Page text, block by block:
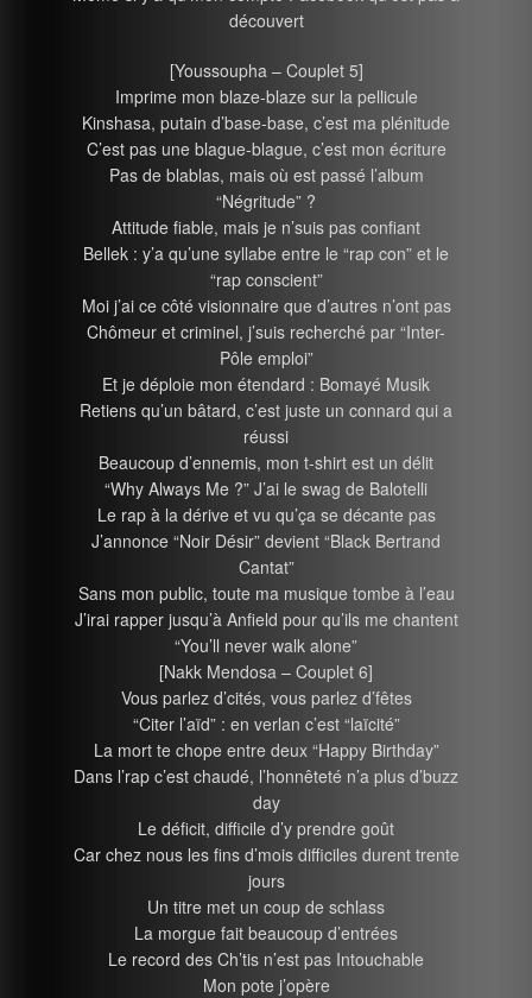
découvert
[Youssoupha – Couplet 5]
Imprime mon blaze-blaze sur la pellicule
Kinshasa, putain d’base-base, c’est ma plénitude
C’est pas une blague-blague, c’est mon écriture
Pas de blablas, mais où est passé l’album
“Négritude” ?
Attitude fiable, mais je n’suis pas confiant
Bellek : y’a qu’une syllabe entre le “rap con” et le
“rap conscient”
Moi j’ai ce côté visionnaire que d’autres n’ont pas
Chômeur et criminel, j’suis recherché par “Inter-
Pôle emploi”
Et je déploie mon étendard : Bomayé Musik
Retiens qu’un bâtard, c’est juste un connard qui a
réussi
Beaucoup d’ennemis, mon t-shirt est un délit
“Why Always Me ?” J’ai le swag de Balotelli
Le rap à la dérive et vu qu’ça se décante pas
J’annonce “Noir Désir” devient “Black Bertrand
Cantat”
Sans mon public, toute ma musique tombe à l’eau
J’irai rapper jusqu’à Anfield pour qu’ils me chantent
“You’ll never walk alone”
[Nakk Mendosa – Couplet 6]
Vous parlez d’cités, vous parlez d’fêtes
“Citer l’aïd” : en verlan c’est “laïcité”
La mort te chope entre deux “Happy Birthday”
Dans l’rap c’est chaudé, l’honnêteté n’a plus d’buzz
day
Le déficit, difficile d’y prendre goût
Car chez nous les fins d’mois difficiles durent trente
jours
Un titre met un coup de schlass
La morgue fait beaucoup d’entrées
Le record des Ch’tis n’est pas Intouchable
Mon pote j’opère